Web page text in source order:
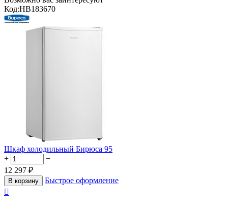
Код:HB183670
Шкаф холодильный Бирюса 95
+
−
12 297 ₽
В корзину
Быстрое оформление
